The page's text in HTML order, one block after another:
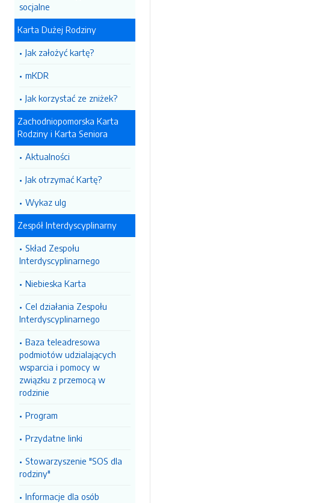
socjalne
Karta Dużej Rodziny
Jak założyć kartę?
mKDR
Jak korzystać ze zniżek?
Zachodniopomorska Karta
Rodziny i Karta Seniora
Aktualności
Jak otrzymać Kartę?
Wykaz ulg
Zespół Interdyscyplinarny
Skład Zespołu
Interdyscyplinarnego
Niebieska Karta
Cel działania Zespołu
Interdyscyplinarnego
Baza teleadresowa
podmiotów udzialających
wsparcia i pomocy w
związku z przemocą w
rodzinie
Program
Przydatne linki
Stowarzyszenie "SOS dla
rodziny"
Informacje dla osób